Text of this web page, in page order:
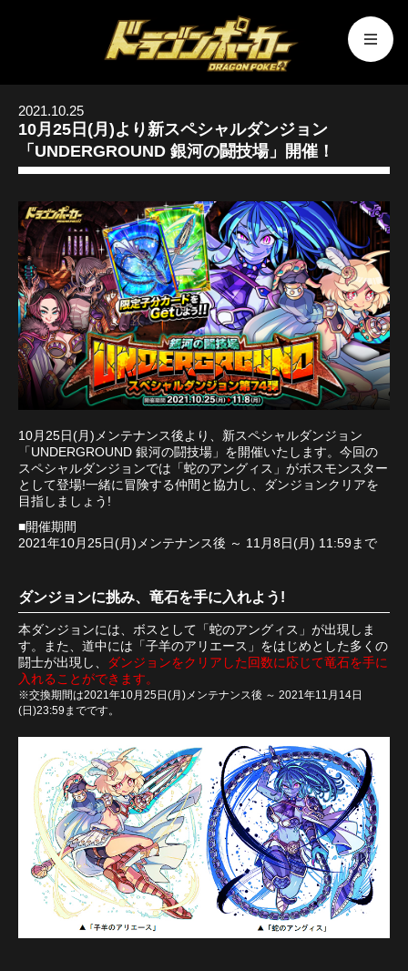
2021.10.25
10月25日(月)より新スペシャルダンジョン
「UNDERGROUND 銀河の闘技場」開催！
10月25日(月)メンテナンス後より、新スペシャルダンジョン
「UNDERGROUND 銀河の闘技場」を開催いたします。今回の
スペシャルダンジョンでは「蛇のアングィス」がボスモンスター
として登場!一緒に冒険する仲間と協力し、ダンジョンクリアを
目指しましょう!
■開催期間
2021年10月25日(月)メンテナンス後 ～ 11月8日(月) 11:59まで
ダンジョンに挑み、竜石を手に入れよう!
本ダンジョンには、ボスとして「蛇のアングィス」が出現しま
す。また、道中には「子羊のアリエース」をはじめとした多くの
闘士が出現し、
ダンジョンをクリアした回数に応じて竜石を手に
入れることができます。
※交換期間は2021年10月25日(月)メンテナンス後 ～ 2021年11月14日
(日)23:59までです。